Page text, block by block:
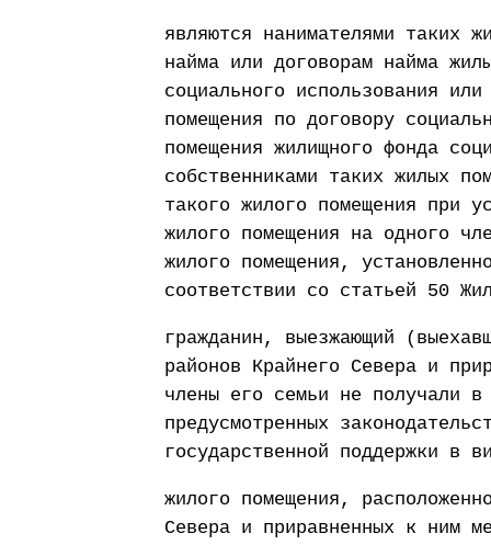
являются нанимателями таких
найма или договорам найма
социального использования
помещения по договору
помещения жилищного фонда
собственниками таких жилых
такого жилого помещения при
жилого помещения на одного
жилого помещения,
соответствии со статьей 50
гражданин, выезжающий
районов Крайнего Севера и
члены его семьи не получали в
предусмотренных
государственной поддержки в
жилого помещения,
Севера и приравненных к ним